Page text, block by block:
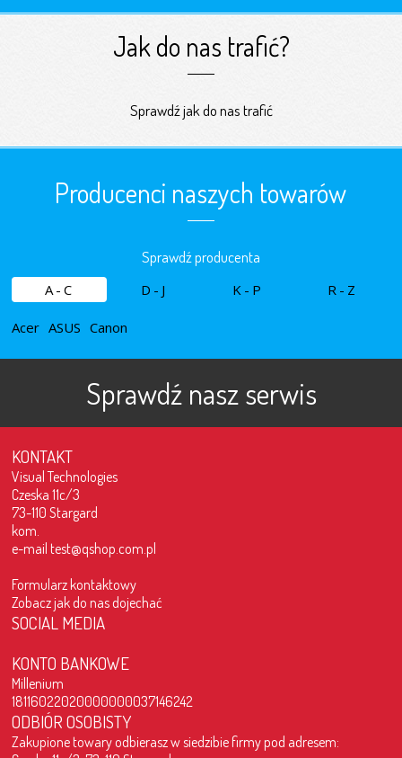
Jak do nas trafić?
Sprawdź jak do nas trafić
Producenci naszych towarów
Sprawdź producenta
A-C D-J K-P R-Z
Acer ASUS Canon
Sprawdź nasz serwis
KONTAKT
Visual Technologies
Czeska 11c/3
73-110 Stargard
kom.
e-mailtest@qshop.com.pl
Formularz kontaktowy
Zobacz jak do nas dojechać
SOCIAL MEDIA
KONTO BANKOWE
Millenium
18116022020000000037146242
ODBIÓR OSOBISTY
Zakupione towary odbierasz w siedzibie firmy pod adresem: